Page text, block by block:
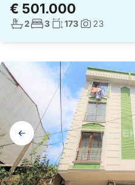
€ 501.000
Aantal badkamers:
2Aantal slaapkamers:
3Woonoppervlakte:
173Foto's:
23
Galerij
navigatie